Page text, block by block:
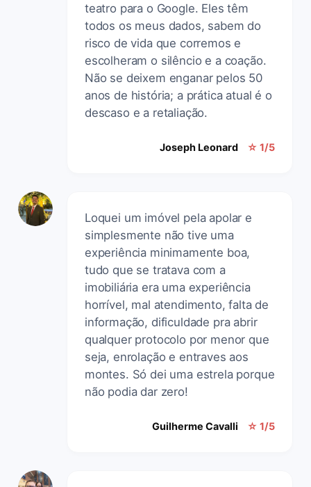
teatro para o Google. Eles têm
todos os meus dados, sabem do
risco de vida que corremos e
escolheram o silêncio e a coação.
Não se deixem enganar pelos 50
anos de história; a prática atual é o
descaso e a retaliação.
Joseph Leonard ☆ 1/5
Loquei um imóvel pela apolar e
simplesmente não tive uma
experiência minimamente boa,
tudo que se tratava com a
imobiliária era uma experiência
horrível, mal atendimento, falta de
informação, dificuldade pra abrir
qualquer protocolo por menor que
seja, enrolação e entraves aos
montes. Só dei uma estrela porque
não podia dar zero!
Guilherme Cavalli ☆ 1/5